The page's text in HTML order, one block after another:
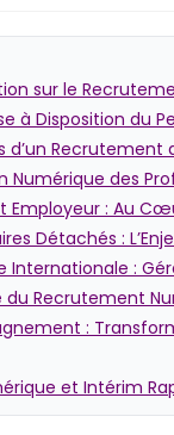
sur le
à Disposition du
d’un
des
Employeur : Au
Détachés :
:
Recrutement
:
et Intérim